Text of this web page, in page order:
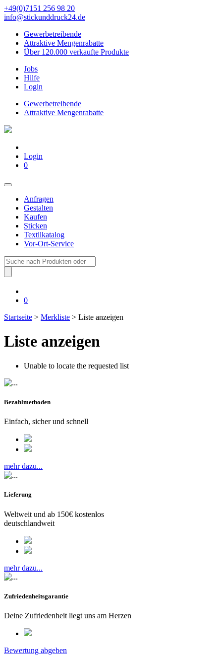
+49(0)7151 256 98 20‬
info@stickunddruck24.de
Gewerbetreibende
Attraktive Mengenrabatte
Über 120.000 verkaufte Produkte
Jobs
Hilfe
Login
Gewerbetreibende
Attraktive Mengenrabatte
Login
0
Anfragen
Gestalten
Kaufen
Sticken
Textilkatalog
Vor-Ort-Service
Suche
nach:
0
Startseite > Merkliste > Liste anzeigen
Liste anzeigen
Unable to locate the requested list
Bezahlmethoden
Einfach, sicher und schnell
mehr dazu...
Lieferung
Weltweit und ab 150€ kostenlos
deutschlandweit
mehr dazu...
Zufriedenheitsgarantie
Deine Zufriedenheit liegt uns am Herzen
Bewertung abgeben